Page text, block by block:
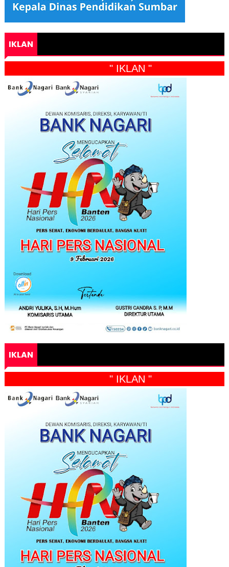
IKLAN
" IKLAN "
IKLAN
" IKLAN "